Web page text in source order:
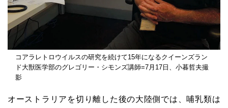
コアラレトロウイルスの研究を続けて15年になるクイーンズラン
ド大獣医学部のグレゴリー・シモンズ講師=7月17日、小暮哲夫撮
影
オーストラリアを切り離した後の大陸側では、哺乳類は